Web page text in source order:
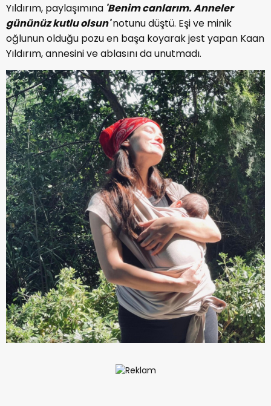
Yıldırım, paylaşımına 'Benim canlarım. Anneler
gününüz kutlu olsun'notunu düştü. Eşi ve minik
oğlunun olduğu pozu en başa koyarak jest yapan Kaan
Yıldırım, annesini ve ablasını da unutmadı.